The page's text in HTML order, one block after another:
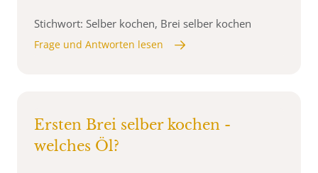
Stichwort: Selber kochen, Brei selber kochen
Frage und Antworten lesen
Ersten Brei selber kochen -
welches Öl?